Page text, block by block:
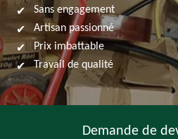
Sans engagement
Artisan passionné
Prix imbattable
Travail de qualité
Demande de